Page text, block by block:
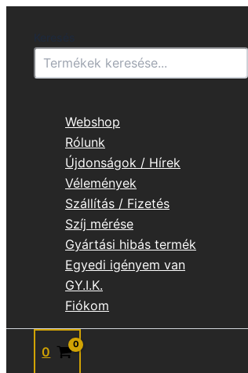
content
Webshop
Rólunk
Újdonságok / Hírek
Vélemények
Szállítás / Fizetés
Szíj mérése
Gyártási hibás termék
Egyedi igényem van
GY.I.K.
Fiókom
0